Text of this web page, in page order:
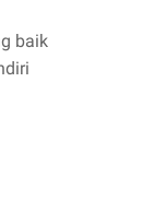
baik